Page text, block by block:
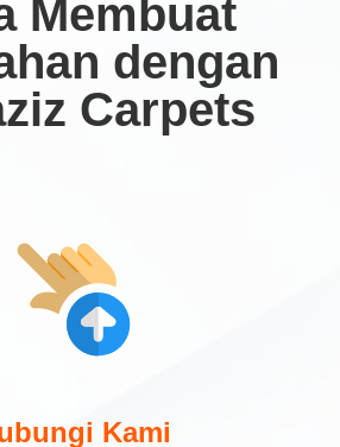
Membuat
dengan
Carpets
Kami